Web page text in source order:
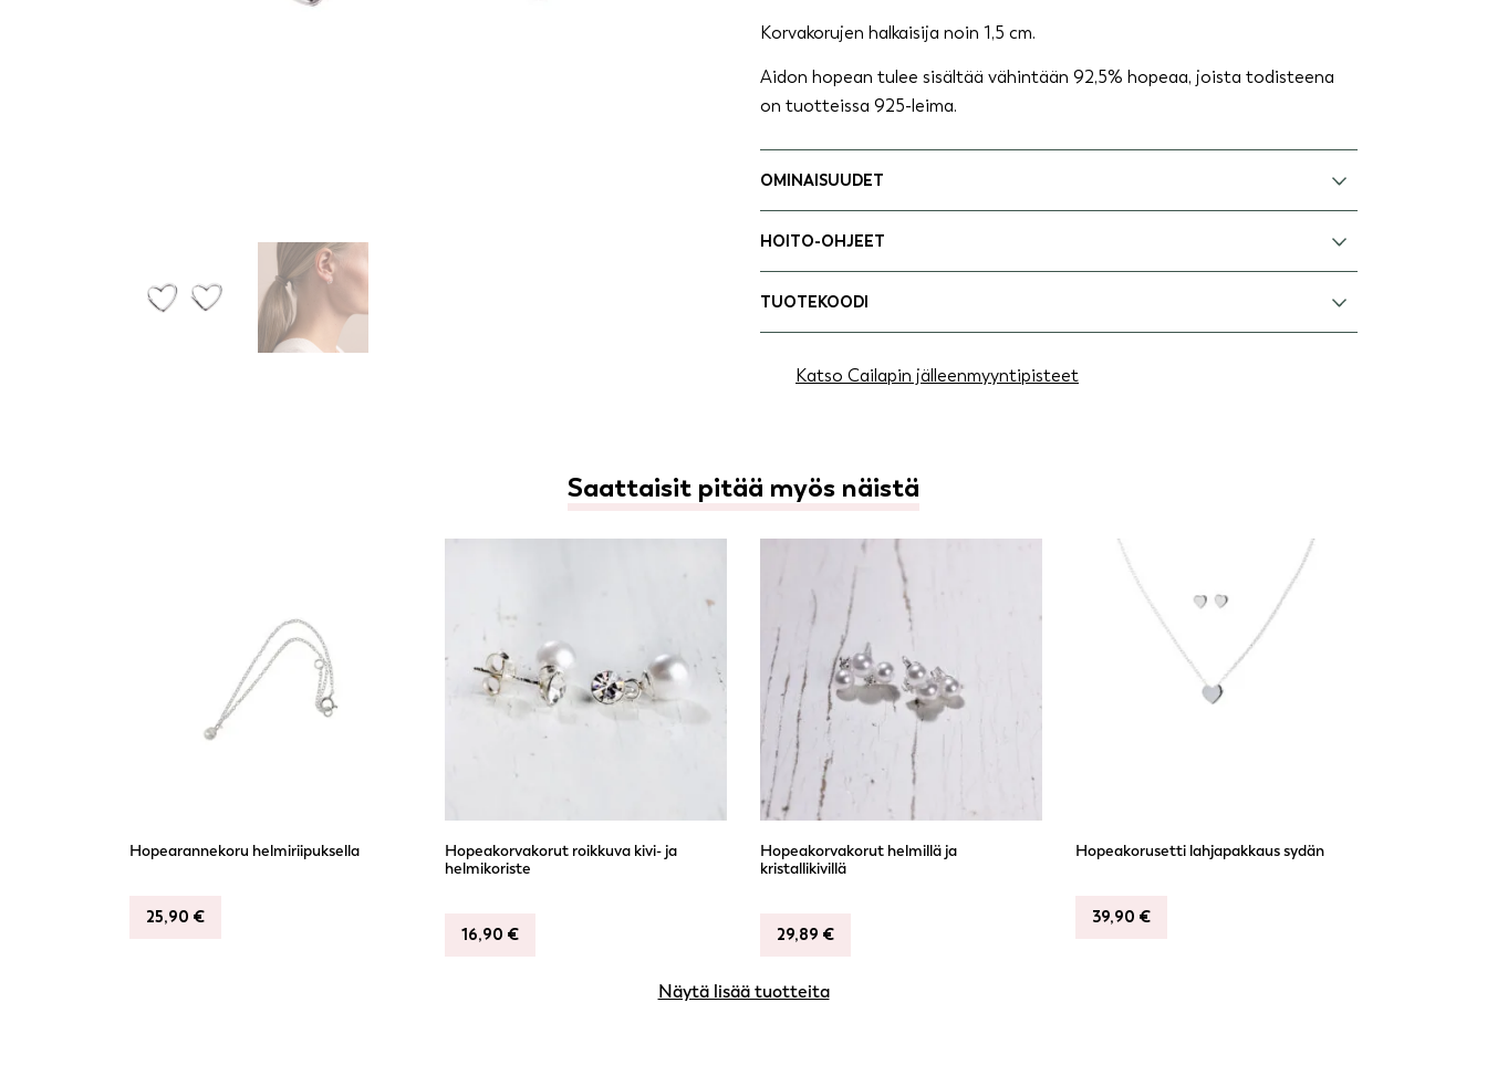
Korvakorujen halkaisija noin 1,5 cm.
Aidon hopean tulee sisältää vähintään 92,5% hopeaa, joista todisteena
on tuotteissa 925-leima.
OMINAISUUDET
HOITO-OHJEET
TUOTEKOODI
Katso Cailapin jälleenmyyntipisteet
Saattaisit pitää myös näistä
Hopearannekoru helmiriipuksella
25,90 €
Hopeakorvakorut roikkuva kivi- ja
helmikoriste
16,90 €
Hopeakorvakorut helmillä ja
kristallikivillä
29,89 €
Hopeakorusetti lahjapakkaus sydän
39,90 €
Näytä lisää tuotteita